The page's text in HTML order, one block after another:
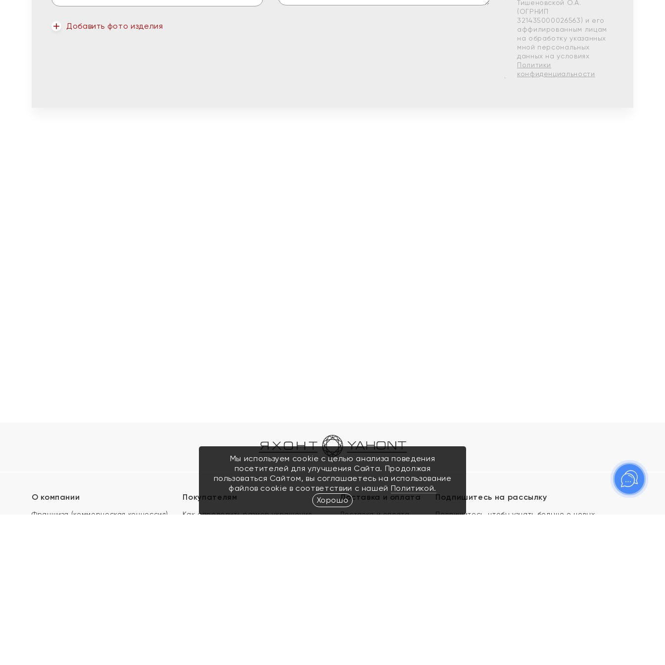
Добавить фото изделия
Тишеновской О.А.
(ОГРНИП
321435000026563) и его
аффилированным лицам
на обработку указанных
мной персональных
данных на условиях
Политики
конфиденциальности
О компании
Франшиза (коммерческая концессия)
Покупателям
Как определить размер украшения
Доставка и оплата
Доставка и оплата
Подпишитесь на рассылку
Подпишитесь, чтобы узнать больше о новых
Мы используем cookie с целью анализа поведения
посетителей для улучшения Сайта. Продолжая
пользоваться Сайтом, вы соглашаетесь на использование
файлов cookie в соответствии с нашей Политикой.
Хорошо